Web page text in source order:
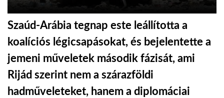
LINKTR.EE
GLOBOZSARU
DOBRAVERO.HU
Szaúd-Arábia tegnap este leállította a
koalíciós légicsapásokat, és bejelentette a
jemeni műveletek második fázisát, ami
Rijád szerint nem a szárazföldi
hadműveleteket, hanem a diplomáciai